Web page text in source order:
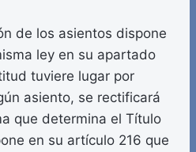
de los asientos dispone
ley en su apartado
tuviere lugar por
asiento, se rectificará
que determina el Título
en su artículo 216 que